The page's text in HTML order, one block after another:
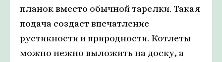
планок вместо обычной тарелки. Такая
подача создаст впечатление
рустикности и природности. Котлеты
можно нежно выложить на доску, а